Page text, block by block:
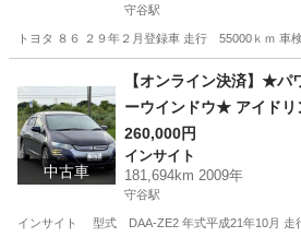
守谷駅
トヨタ ８６ ２９年２月登録車 走行 55000ｋｍ 車
守谷駅 クルーズコ
中古車
【オンライン決済】★
ーウインドウ★ アイド
テレビ★ バックカメラ ★
トゥース接続 ★Video
260,000円
インサイト
181,694km 2009年
守谷駅
インサイト 型式 DAA-ZE2 年式平成21年10月 走